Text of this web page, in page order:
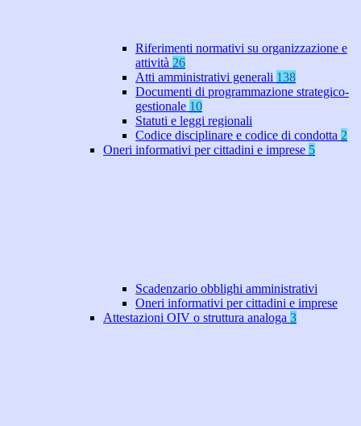
Riferimenti normativi su organizzazione e
attività 26
Atti amministrativi generali 138
Documenti di programmazione strategico-
gestionale 10
Statuti e leggi regionali
Codice disciplinare e codice di condotta 2
Oneri informativi per cittadini e imprese 5
Scadenzario obblighi amministrativi
Oneri informativi per cittadini e imprese
Attestazioni OIV o struttura analoga 3